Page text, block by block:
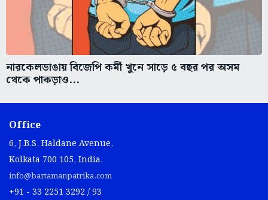
নারকেলডাঙায় বিজেপি কর্মী খুনে সাড়ে ৫ বছর পর অসম
থেকে পাকড়াও...
Office
6, J.B.S. Haldane Avenue,
Kolkata 700 105, India.
info@bartamanpatrika.com
+91 - 33 2251 3292 / 93